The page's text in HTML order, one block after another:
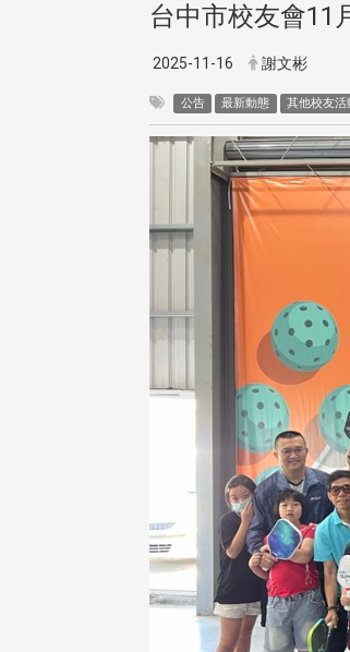
台中市校友會11
2025-11-16 謝文彬
公告 最新動態 其他校友活